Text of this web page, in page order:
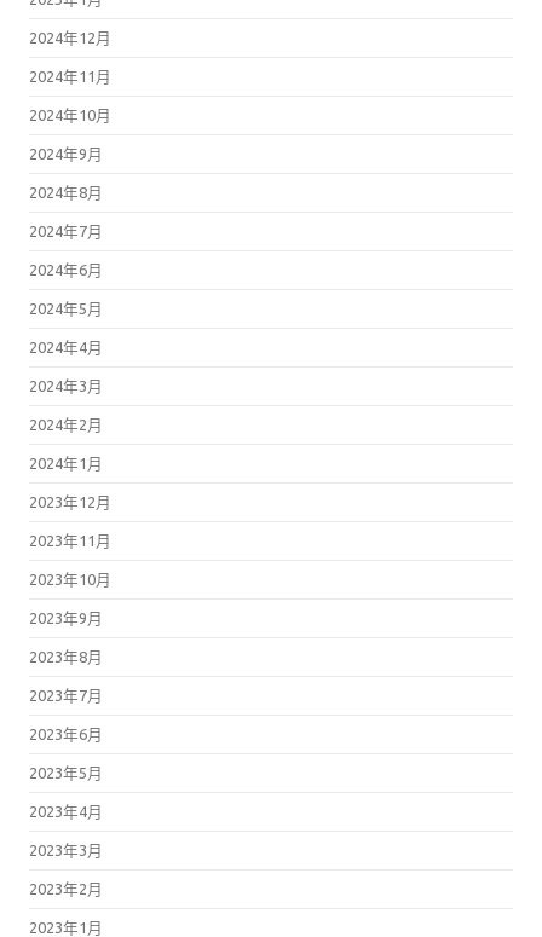
2024年12月
2024年11月
2024年10月
2024年9月
2024年8月
2024年7月
2024年6月
2024年5月
2024年4月
2024年3月
2024年2月
2024年1月
2023年12月
2023年11月
2023年10月
2023年9月
2023年8月
2023年7月
2023年6月
2023年5月
2023年4月
2023年3月
2023年2月
2023年1月